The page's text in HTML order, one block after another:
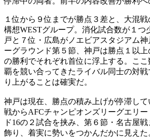
１位から９位までが勝点３差と、大混
構想WESTグループ。消化試合数が１つ
戸と７位・広島がノエビアスタジアム
ーグラウンド第５節、神戸は勝点１以
の勝利でそれぞれ首位に浮上する。ここ
覇を競い合ってきたライバル同士の対
り上がることは確実だ。
神戸は現在、勝点の積み上げが停滞し
戦からAFCチャンピオンズリーグエリ
ド16の２試合を挟み、第６節・名古屋
飾り、着実に勢いをつかんだかに見えた